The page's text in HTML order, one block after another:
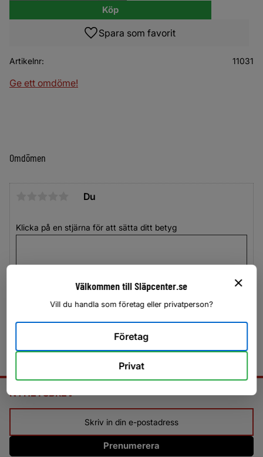
Köp
Lägg till i favoriter
Artikelnr 11031
Ge ett omdöme!
Omdömen
Du
Klicka på en stjärna för att sätta ditt betyg
NYHETSBREV
Prenumerera
Välkommen till Släpcenter.se
Vill du handla som företag eller privatperson?
Företag
Privat